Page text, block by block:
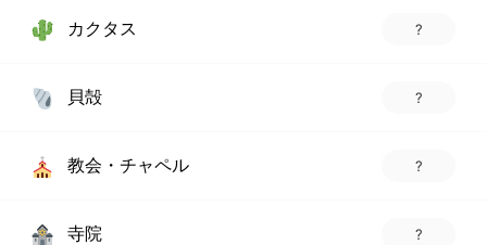
カクタス ?
貝殻 ?
教会・チャペル ?
寺院 ?